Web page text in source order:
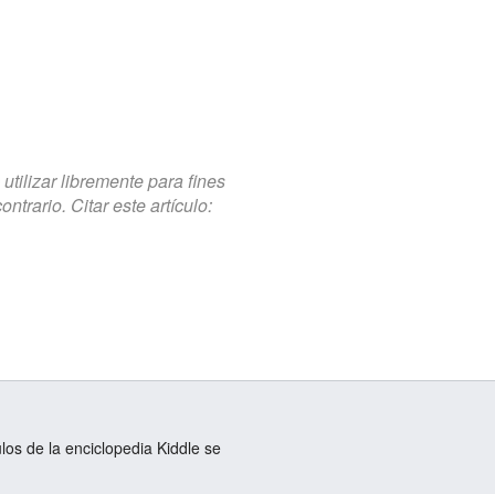
libremente para fines
Citar este artículo:
de la enciclopedia Kiddle se